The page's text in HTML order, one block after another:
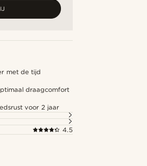
met de tijd
draagcomfort
voor 2 jaar
4.5